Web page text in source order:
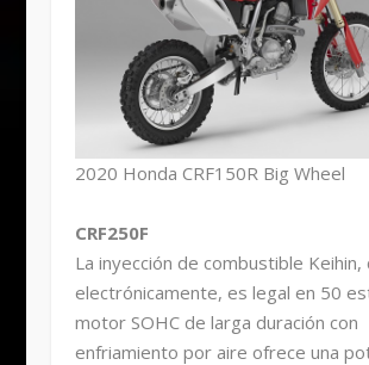
2020 Honda CRF150R Big Wheel
CRF250F
La inyección de combustible Keihin,
electrónicamente, es legal en 50
motor SOHC de larga duración con
enfriamiento por aire ofrece una